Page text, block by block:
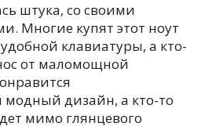
штука, со своими
Многие купят этот ноут
клавиатуры, а кто-
от маломощной
дизайн, а кто-то
мимо глянцевого